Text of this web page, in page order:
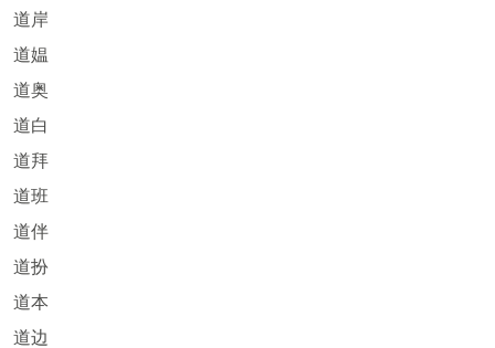
道岸
道媪
道奥
道白
道拜
道班
道伴
道扮
道本
道边